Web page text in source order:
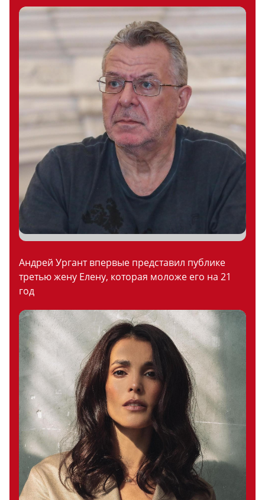
Андрей Ургант впервые представил публике
третью жену Елену, которая моложе его на 21
год